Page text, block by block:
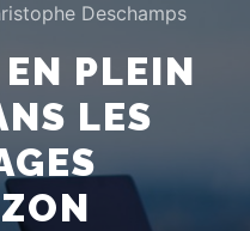
Deschamps
PLEIN
LES